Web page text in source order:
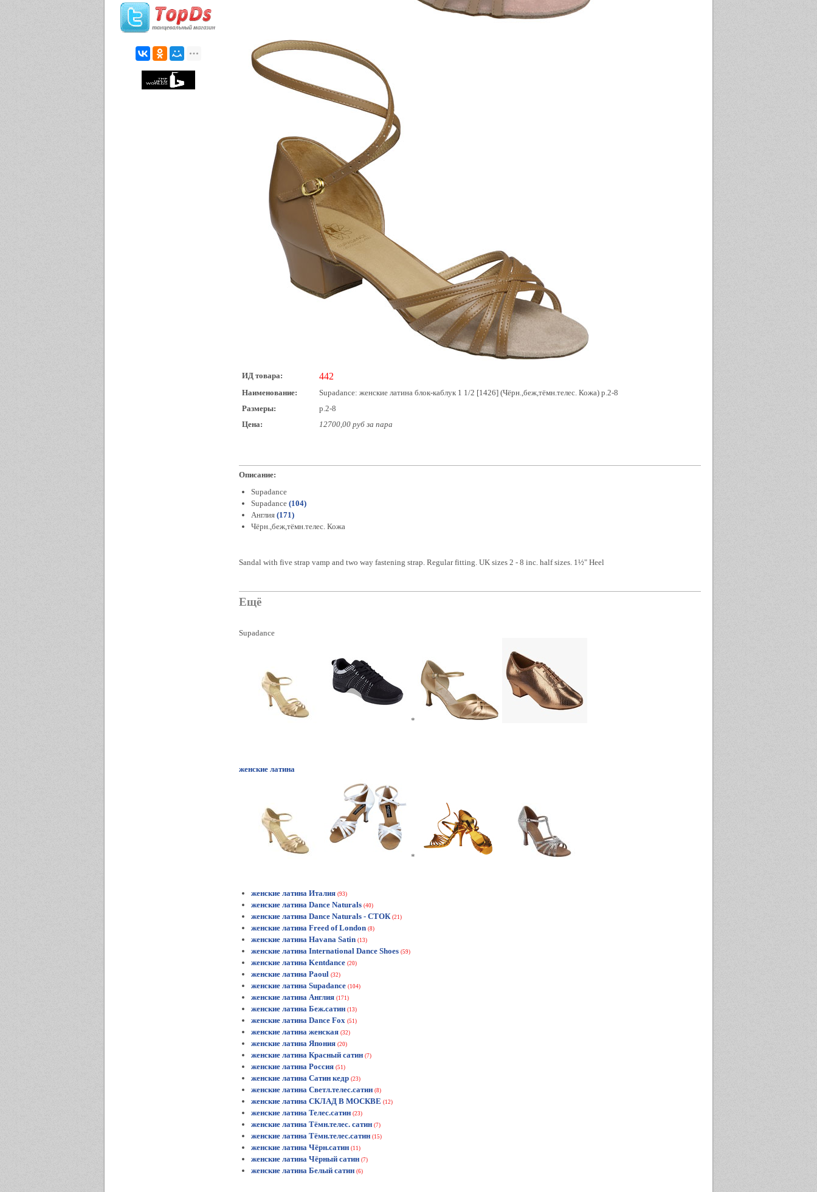
ИД товара: 442
Наименование:
Supadance: женские латина блок-каблук 1 1/2 [1426] (Чёрн.,беж,тёмн.телес. Кожа) р.2-8
Размеры:
р.2-8
Цена:
12700,00 руб за пара
Описание:
Supadance
Supadance (104)
Англия (171)
Чёрн.,беж,тёмн.телес. Кожа
Sandal with five strap vamp and two way fastening strap. Regular fitting. UK sizes 2 - 8 inc. half sizes. 1½" Heel
Ещё
Supadance
*
женские латина
*
женские латина Италия (93)
женские латина Dance Naturals (40)
женские латина Dance Naturals - СТОК (21)
женские латина Freed of London (8)
женские латина Havana Satin (13)
женские латина International Dance Shoes (59)
женские латина Kentdance (20)
женские латина Paoul (32)
женские латина Supadance (104)
женские латина Англия (171)
женские латина Беж.сатин (13)
женские латина Dance Fox (51)
женские латина женская (32)
женские латина Япония (20)
женские латина Красный сатин (7)
женские латина Россия (51)
женские латина Сатин кедр (23)
женские латина Светл.телес.сатин (8)
женские латина СКЛАД В МОСКВЕ (12)
женские латина Телес.сатин (23)
женские латина Тёмн.телес. сатин (7)
женские латина Тёмн.телес.сатин (15)
женские латина Чёрн.сатин (11)
женские латина Чёрный сатин (7)
женские латина Белый сатин (6)